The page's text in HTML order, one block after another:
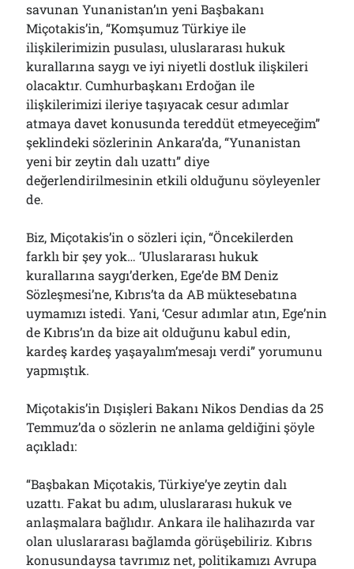
savunan Yunanistan’ın yeni Başbakanı
Miçotakis’in, “Komşumuz Türkiye ile
ilişkilerimizin pusulası, uluslararası hukuk
kurallarına saygı ve iyi niyetli dostluk ilişkileri
olacaktır. Cumhurbaşkanı Erdoğan ile
ilişkilerimizi ileriye taşıyacak cesur adımlar
atmaya davet konusunda tereddüt etmeyeceğim”
şeklindeki sözlerinin Ankara’da, “Yunanistan
yeni bir zeytin dalı uzattı” diye
değerlendirilmesinin etkili olduğunu söyleyenler
de.
Biz, Miçotakis’in o sözleri için, “Öncekilerden
farklı bir şey yok… ‘Uluslararası hukuk
kurallarına saygı’derken, Ege’de BM Deniz
Sözleşmesi’ne, Kıbrıs’ta da AB müktesebatına
uymamızı istedi. Yani, ‘Cesur adımlar atın, Ege’nin
de Kıbrıs’ın da bize ait olduğunu kabul edin,
kardeş kardeş yaşayalım’mesajı verdi” yorumunu
yapmıştık.
Miçotakis’in Dışişleri Bakanı Nikos Dendias da 25
Temmuz’da o sözlerin ne anlama geldiğini şöyle
açıkladı:
“Başbakan Miçotakis, Türkiye’ye zeytin dalı
uzattı. Fakat bu adım, uluslararası hukuk ve
anlaşmalara bağlıdır. Ankara ile halihazırda var
olan uluslararası bağlamda görüşebiliriz. Kıbrıs
konusundaysa tavrımız net, politikamızı Avrupa